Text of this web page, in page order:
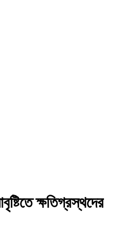
ক্ষতিগ্রস্থদের